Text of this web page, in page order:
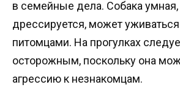
в семейные дела. Собака умная,
дрессируется, может
питомцами. На прогулках
осторожным, поскольку она
агрессию к незнакомцам.